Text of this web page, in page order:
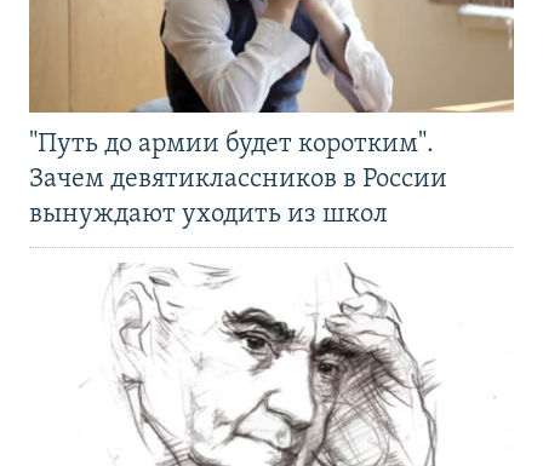
"Путь до армии будет коротким".
Зачем девятиклассников в России
вынуждают уходить из школ